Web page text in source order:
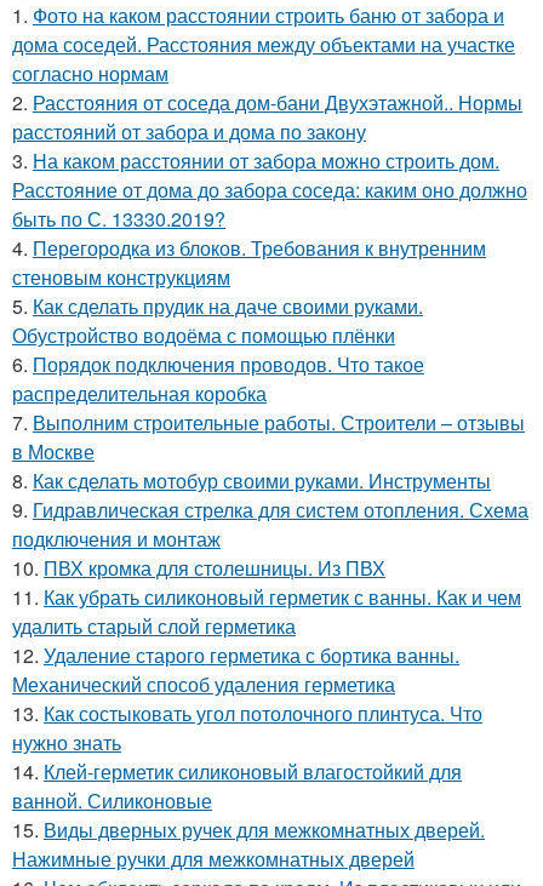
1. Фото на каком расстоянии строить баню от забора и
дома соседей. Расстояния между объектами на участке
согласно нормам
2. Расстояния от соседа дом-бани Двухэтажной.. Нормы
расстояний от забора и дома по закону
3. На каком расстоянии от забора можно строить дом.
Расстояние от дома до забора соседа: каким оно должно
быть по С. 13330.2019?
4. Перегородка из блоков. Требования к внутренним
стеновым конструкциям
5. Как сделать прудик на даче своими руками.
Обустройство водоёма с помощью плёнки
6. Порядок подключения проводов. Что такое
распределительная коробка
7. Выполним строительные работы. Строители – отзывы
в Москве
8. Как сделать мотобур своими руками. Инструменты
9. Гидравлическая стрелка для систем отопления. Схема
подключения и монтаж
10. ПВХ кромка для столешницы. Из ПВХ
11. Как убрать силиконовый герметик с ванны. Как и чем
удалить старый слой герметика
12. Удаление старого герметика с бортика ванны.
Механический способ удаления герметика
13. Как состыковать угол потолочного плинтуса. Что
нужно знать
14. Клей-герметик силиконовый влагостойкий для
ванной. Силиконовые
15. Виды дверных ручек для межкомнатных дверей.
Нажимные ручки для межкомнатных дверей